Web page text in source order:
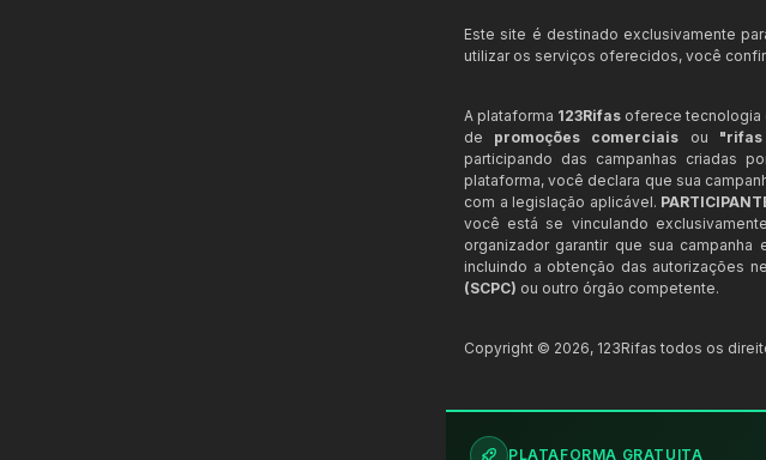
Este site é destinado exclusivamente
utilizar os serviços oferecidos, você
A plataforma 123Rifas oferece tecnologia
de promoções comerciais ou "rifas
participando das campanhas criadas
plataforma, você declara que sua
com a legislação aplicável.
você está se vinculando
organizador garantir que sua
incluindo a obtenção das autorizações
(SCPC) ou outro órgão competente.
Copyright © 2026, 123Rifas todos os
PLATAFORMA GRATUITA